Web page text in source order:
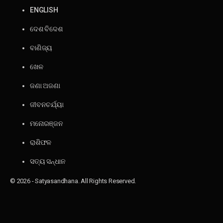
ENGLISH
ଦେଶ ବିଦେଶ
ବାଣିଜ୍ୟ
ଖେଳ
ଜଣା ଅଜଣା
ଜୀବନଚର୍ଯ୍ୟା
ମନୋରଞ୍ଜନ
ରାଶିଫଳ
ସତ୍ୟ ସନ୍ଧାନ
© 2026 - Satyasandhana. All Rights Reserved.